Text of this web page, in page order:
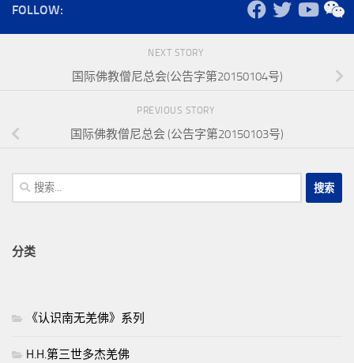
FOLLOW:
NEXT STORY
国际佛教僧尼总会(公告字第20150104号)
PREVIOUS STORY
国际佛教僧尼总会 (公告字第20150103号)
搜
索：
分类
《认识南无羌佛》系列
H.H.第三世多杰羌佛